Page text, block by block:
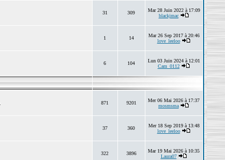
31 309
Mar 28 Juin 2022 à 17:09
blackjmac
1 14
Mar 26 Sep 2017 à 20:46
love_leeloo
6 104
Lun 03 Juin 2024 à 12:01
Cam_0112
871 9201
Mer 06 Mai 2026 à 17:37
mosmsma
37 360
Mer 18 Sep 2019 à 13:48
love_leeloo
322 3896
Mar 19 Mai 2026 à 10:35
Laura07